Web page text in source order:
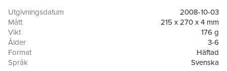
5+
Utgivningsdatum
2008-10-03
Mått
215 x 270 x 4 mm
Vikt
176 g
Ålder
3-6
Format
Häftad
Språk
Svenska